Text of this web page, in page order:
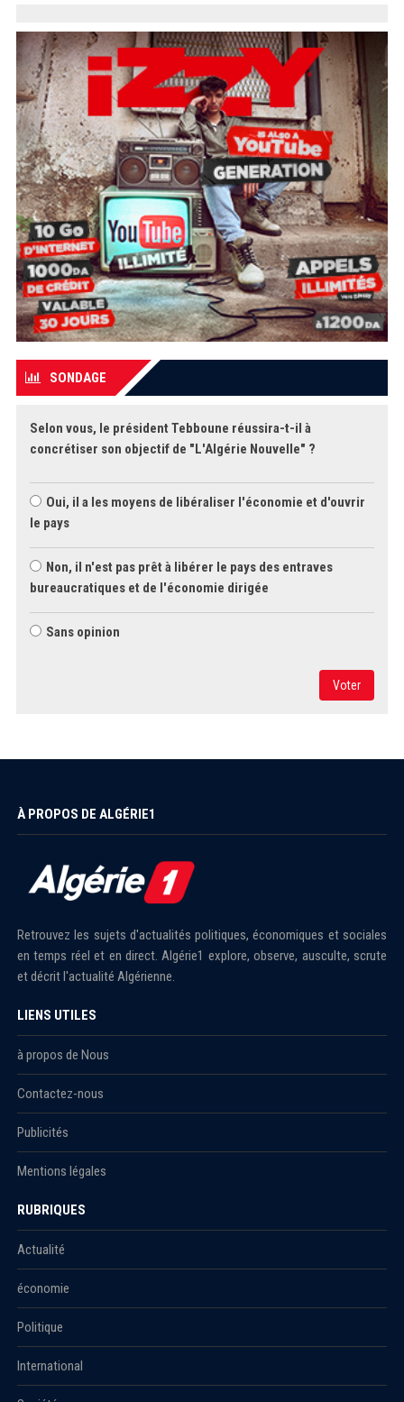
SONDAGE
Selon vous, le président Tebboune réussira-t-il à
concrétiser son objectif de "L'Algérie Nouvelle" ?
Oui, il a les moyens de libéraliser l'économie et d'ouvrir
le pays
Non, il n'est pas prêt à libérer le pays des entraves
bureaucratiques et de l'économie dirigée
Sans opinion
Voter
À PROPOS DE ALGÉRIE1
Retrouvez les sujets d'actualités politiques, économiques et sociales
en temps réel et en direct. Algérie1 explore, observe, ausculte, scrute
et décrit l'actualité Algérienne.
LIENS UTILES
à propos de Nous
Contactez-nous
Publicités
Mentions légales
RUBRIQUES
Actualité
économie
Politique
International